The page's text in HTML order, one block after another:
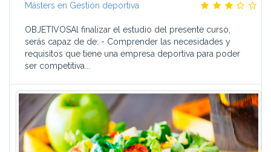
Másters en Gestión deportiva
OBJETIVOSAl finalizar el estudio del presente curso,
serás capaz de de: - Comprender las necesidades y
requisitos que tiene una empresa deportiva para poder
ser competitiva...